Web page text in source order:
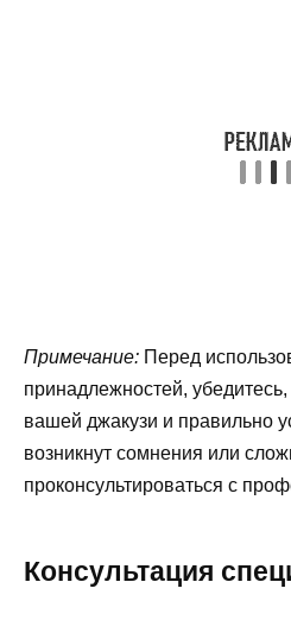
Примечание: Перед
принадлежностей,
вашей джакузи и правильно
возникнут сомнения или
проконсультироваться с
Консультация